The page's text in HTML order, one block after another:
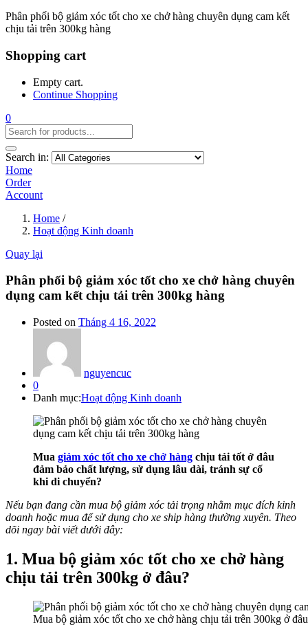
Phân phối bộ giảm xóc tốt cho xe chở hàng chuyên dụng cam kết
chịu tải trên 300kg hàng
Shopping cart
Empty cart.
Continue Shopping
0
Search in:
Home
Order
Account
Home /
Hoạt động Kinh doanh
Quay lại
Phân phối bộ giảm xóc tốt cho xe chở hàng chuyên
dụng cam kết chịu tải trên 300kg hàng
Posted on Tháng 4 16, 2022
nguyencuc
0
Danh mục:Hoạt động Kinh doanh
Mua giảm xóc tốt cho xe chở hàng chịu tải tốt ở đâu
đảm bảo chất lượng, sử dụng lâu dài, tránh sự cố
khi di chuyển?
Nếu bạn đang cần mua bộ giảm xóc tải trọng nhằm mục đích kinh
doanh hoặc mua để sử dụng cho xe ship hàng thường xuyên. Theo
dõi ngay bài viết dưới đây:
1. Mua bộ giảm xóc tốt cho xe chở hàng
chịu tải trên 300kg ở đâu?
Mua bộ giảm xóc tốt cho xe chở hàng chịu tải trên 300kg ở